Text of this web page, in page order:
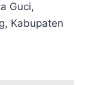
Guci,
Kabupaten